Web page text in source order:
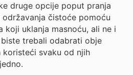
druge opcije poput pranja
čistoće pomoću
koji uklanja masnoću, ali ne i
trebali odabrati obje
svaku od njih